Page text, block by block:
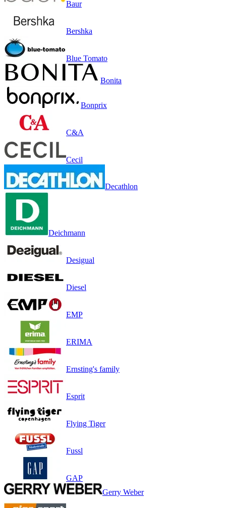
Baur
Bershka
Blue Tomato
Bonita
Bonprix
C&A
Cecil
Decathlon
Deichmann
Desigual
Diesel
EMP
ERIMA
Ernsting's family
Esprit
Flying Tiger
Fussl
GAP
Gerry Weber